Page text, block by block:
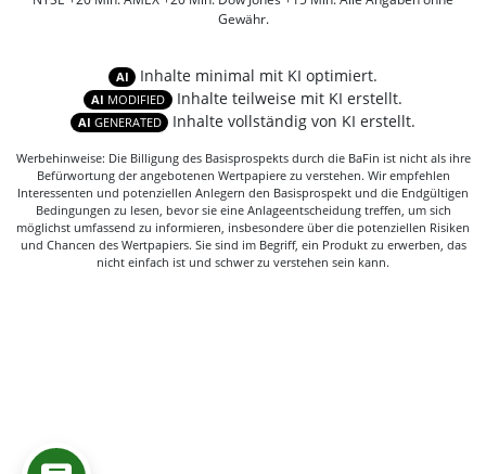
Gewähr.
AI Inhalte minimal mit KI optimiert.
AI MODIFIED Inhalte teilweise mit KI erstellt.
AI GENERATED Inhalte vollständig von KI erstellt.
Werbehinweise: Die Billigung des Basisprospekts durch die BaFin ist nicht als ihre
Befürwortung der angebotenen Wertpapiere zu verstehen. Wir empfehlen
Interessenten und potenziellen Anlegern den Basisprospekt und die Endgültigen
Bedingungen zu lesen, bevor sie eine Anlageentscheidung treffen, um sich
möglichst umfassend zu informieren, insbesondere über die potenziellen Risiken
und Chancen des Wertpapiers. Sie sind im Begriff, ein Produkt zu erwerben, das
nicht einfach ist und schwer zu verstehen sein kann.